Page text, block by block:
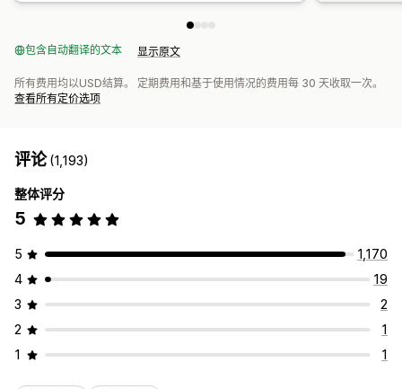
包含自动翻译的文本 显示原文
所有费用均以USD结算。 定期费用和基于使用情况的费用每 30 天收取一次。
查看所有定价选项
评论(1,193)
整体评分
5
5
1,170
4
19
3
2
2
1
1
1